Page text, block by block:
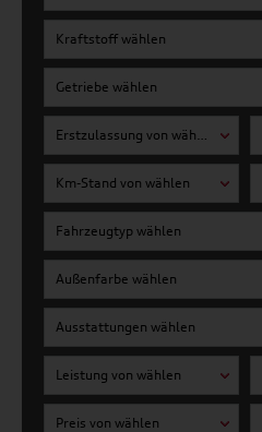
Kraftstoff wählen
Getriebe wählen
Erstzulassung von wählen
Km-Stand von wählen
Fahrzeugtyp wählen
Außenfarbe wählen
Ausstattungen wählen
Leistung von wählen
Preis von wählen